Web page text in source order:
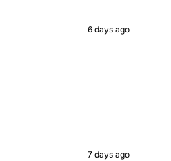
6 days ago
7 days ago